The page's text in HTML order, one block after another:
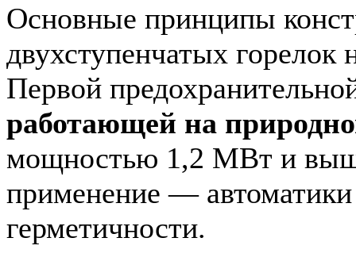
Основные принципы
двухступенчатых горелок
Первой
работающей на
мощностью 1,2 МВт и
применение — автоматики
герметичности.